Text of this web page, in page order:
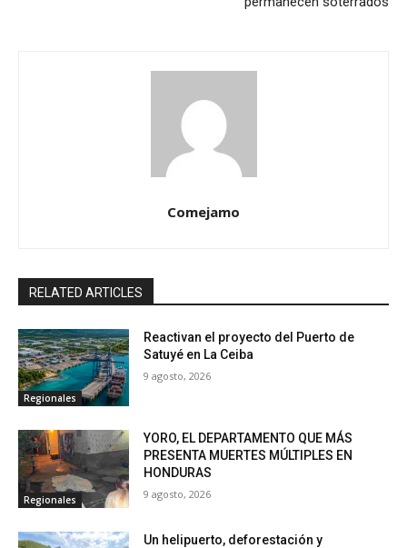
Comejamo
RELATED ARTICLES
Regionales
Reactivan el proyecto del Puerto de
Satuyé en La Ceiba
9 agosto, 2026
Regionales
YORO, EL DEPARTAMENTO QUE MÁS
PRESENTA MUERTES MÚLTIPLES EN
HONDURAS
9 agosto, 2026
Un helipuerto, deforestación y